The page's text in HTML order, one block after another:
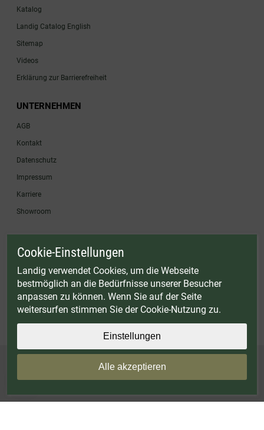
Katalog
Landig Catalog English
Sitemap
Videos
Erklärung zur Barrierefreiheit
UNTERNEHMEN
AGB
Kontakt
Datenschutz
Impressum
Karriere
Showroom
* Gültig bis einschließlich 17.08.2026. Keine Barauszahlung möglich. Nicht mit
Zubehörartikel. Nicht einlösbar auf bereits rabattierte Sets.
© Landig 1982-2026 (44 Jahre Qualität)
Alle Preise inkl. gesetzl. Mehrwertsteuer, zuzüglich Versandkosten
Weitere Marken oder Shops der Landig + Lava GmbH & Co. KG: LAVA - Vakuumiergeräte
DRY AGER - Reifeschränke|VIESSMANN - Kühlzellen
Cookie-Einstellungen
Landig verwendet Cookies, um die Webseite
bestmöglich an die Bedürfnisse unserer Besucher
anpassen zu können. Wenn Sie auf der Seite
weitersurfen stimmen Sie der Cookie-Nutzung zu.
Einstellungen
Alle akzeptieren